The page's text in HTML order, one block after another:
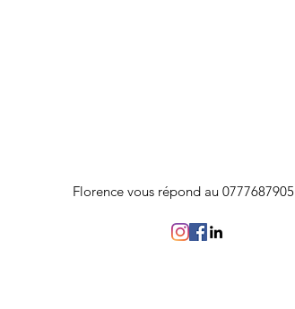
Florence vous répond au 0777687905